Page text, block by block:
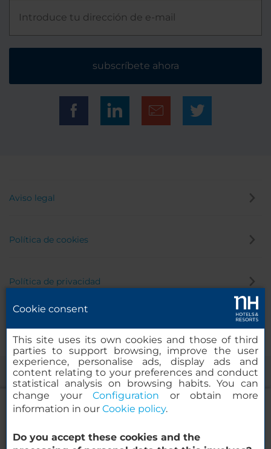
NH Collection Helsinki Grand Hansa
subscríbete ahora
Aviso legal
Política de cookies
Política de privacidad
© 2000-2026 MINOR HOTELS EUROPE & AMERICAS Santa Engracia,
Cookie consent
This site uses its own cookies and those of third
parties to support browsing, improve the user
experience, personalise ads, display ads and
content relating to your preferences and conduct
statistical analysis on browsing habits. You can
change yourConfiguration or obtain more
information in our Cookie policy.
Do you accept these cookies and the